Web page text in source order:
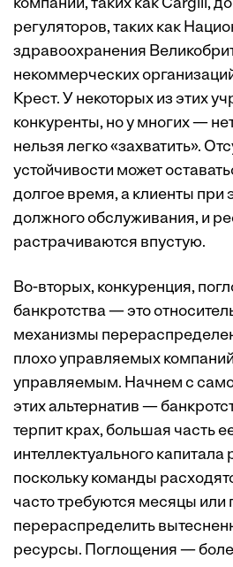
компаний, таких как Cargill,
регуляторов, таких как
здравоохранения
некоммерческих
Крест. У некоторых из этих
конкуренты, но у многих —
нельзя легко «захватить».
устойчивости может
долгое время, а клиенты при
должного обслуживания, и
растрачиваются впустую.
Во-вторых, конкуренция,
банкротства — это
механизмы
плохо управляемых
управляемым. Начнем с
этих альтернатив —
терпит крах, большая часть
интеллектуального капитала
поскольку команды
часто требуются месяцы или
перераспределить
ресурсы. Поглощения —